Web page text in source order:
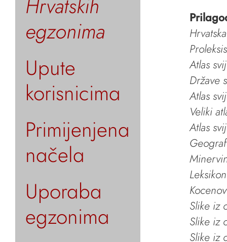
egzonima
Upute
korisnicima
Primijenjena
načela
Uporaba
egzonima
Atlas
Države
Atlas
Veliki
Atlas
Slike iz
Slike iz
Slike iz